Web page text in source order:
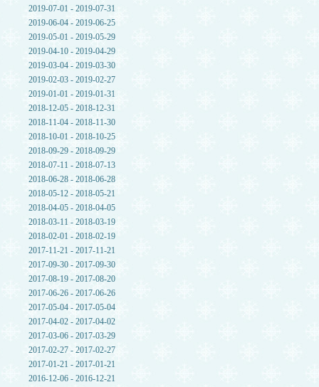
2019-07-01 - 2019-07-31
2019-06-04 - 2019-06-25
2019-05-01 - 2019-05-29
2019-04-10 - 2019-04-29
2019-03-04 - 2019-03-30
2019-02-03 - 2019-02-27
2019-01-01 - 2019-01-31
2018-12-05 - 2018-12-31
2018-11-04 - 2018-11-30
2018-10-01 - 2018-10-25
2018-09-29 - 2018-09-29
2018-07-11 - 2018-07-13
2018-06-28 - 2018-06-28
2018-05-12 - 2018-05-21
2018-04-05 - 2018-04-05
2018-03-11 - 2018-03-19
2018-02-01 - 2018-02-19
2017-11-21 - 2017-11-21
2017-09-30 - 2017-09-30
2017-08-19 - 2017-08-20
2017-06-26 - 2017-06-26
2017-05-04 - 2017-05-04
2017-04-02 - 2017-04-02
2017-03-06 - 2017-03-29
2017-02-27 - 2017-02-27
2017-01-21 - 2017-01-21
2016-12-06 - 2016-12-21